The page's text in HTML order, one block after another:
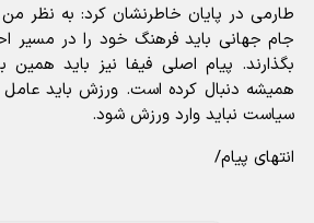
طارمی در پایان خاطرنشان کرد: به نظر
جام جهانی باید فرهنگ خود را در مسیر
بگذارند. پیام اصلی فیفا نیز باید
همیشه دنبال کرده است. ورزش باید
سیاست نباید وارد ورزش شود.
انتهای پیام/